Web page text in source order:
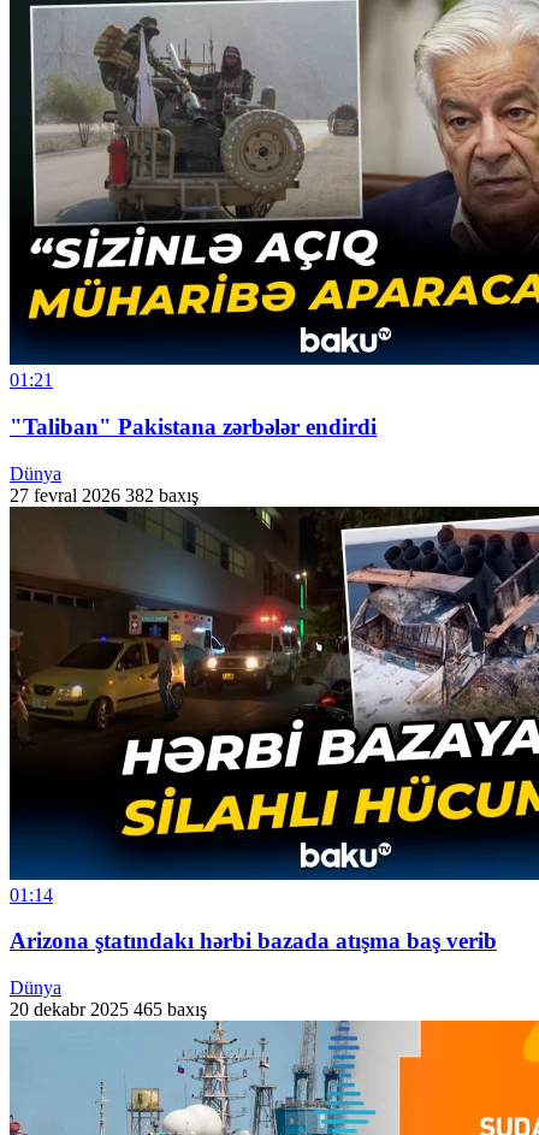
01:21
"Taliban" Pakistana zərbələr endirdi
Dünya
27 fevral 2026 382 baxış
01:14
Arizona ştatındakı hərbi bazada atışma baş verib
Dünya
20 dekabr 2025 465 baxış